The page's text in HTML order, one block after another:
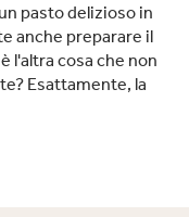
pasto delizioso in
anche preparare il
l'altra cosa che non
Esattamente, la